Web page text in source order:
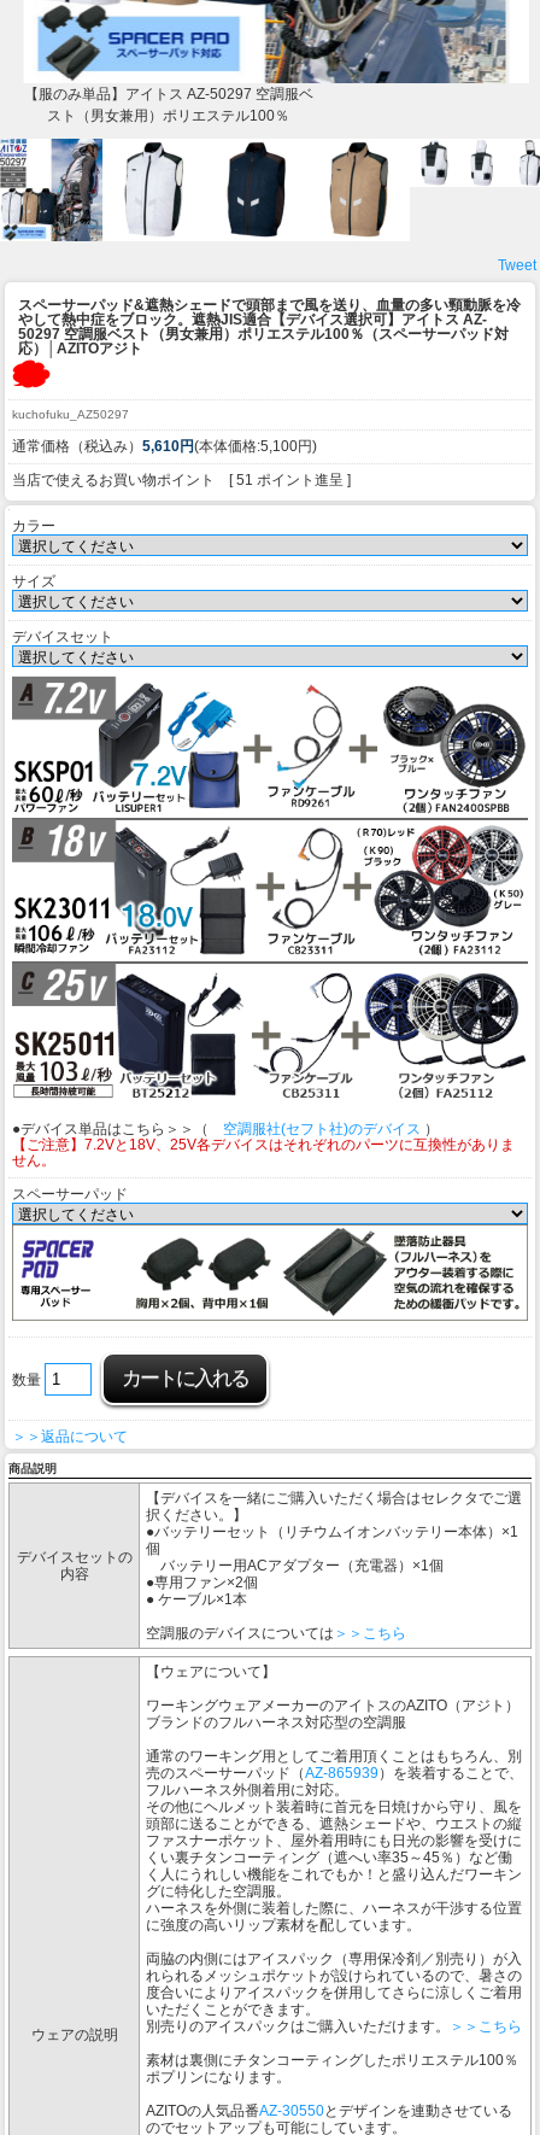
【服のみ単品】アイトス AZ-50297 空調服ベ
スト（男女兼用）ポリエステル100％
Tweet
スペーサーパッド&遮熱シェードで頭部まで風を送り、血量の多い頸動脈を冷
やして熱中症をブロック。遮熱JIS適合 【デバイス選択可】アイトス AZ-
50297 空調服ベスト（男女兼用）ポリエステル100％（スペーサーパッド対
応）│AZITOアジト
kuchofuku_AZ50297
通常価格（税込み） 5,610円(本体価格:5,100円)
当店で使えるお買い物ポイント [ 51 ポイント進呈 ]
カラー
サイズ
デバイスセット
●デバイス単品はこちら＞＞（ 空調服社(セフト社)のデバイス ）
【ご注意】7.2Vと18V、25V各デバイスはそれぞれのパーツに互換性がありま
せん。
スペーサーパッド
数量
＞＞返品について
商品説明
デバイスセットの
内容
【デバイスを一緒にご購入いただく場合はセレクタでご選
択ください。】
●バッテリーセット（リチウムイオンバッテリー本体）×1
個
バッテリー用ACアダプター（充電器）×1個
●専用ファン×2個
● ケーブル×1本
空調服のデバイスについては ＞＞こちら
ウェアの説明
【ウェアについて】
ワーキングウェアメーカーのアイトスのAZITO（アジト）
ブランドのフルハーネス対応型の空調服
通常のワーキング用としてご着用頂くことはもちろん、別
売のスペーサーパッド（AZ-865939 ）を装着することで、
フルハーネス外側着用に対応。
その他にヘルメット装着時に首元を日焼けから守り、風を
頭部に送ることができる、遮熱シェードや、ウエストの縦
ファスナーポケット、屋外着用時にも日光の影響を受けに
くい裏チタンコーティング（遮へい率35～45％）など働
く人にうれしい機能をこれでもか！と盛り込んだワーキン
グに特化した空調服。
ハーネスを外側に装着した際に、ハーネスが干渉する位置
に強度の高いリップ素材を配しています。
両脇の内側にはアイスパック（専用保冷剤／別売り）が入
れられるメッシュポケットが設けられているので、暑さの
度合いによりアイスパックを併用してさらに涼しくご着用
いただくことができます。
別売りのアイスパックはご購入いただけます。
＞＞こちら
素材は裏側にチタンコーティングしたポリエステル100％
ポプリンになります。
AZITOの人気品番AZ-30550とデザインを連動させている
のでセットアップも可能にしています。